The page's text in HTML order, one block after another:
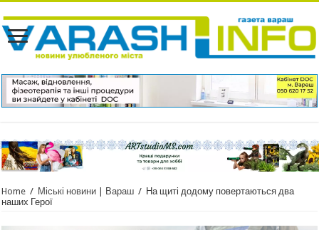
Home / Міські новини | Вараш / На щиті додому повертаються два
наших Герої